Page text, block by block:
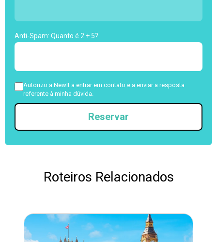
Anti-Spam: Quanto é 2 + 5?
Autorizo a NewIt a entrar em contato e a enviar a resposta
referente à minha dúvida.
Reservar
Roteiros Relacionados